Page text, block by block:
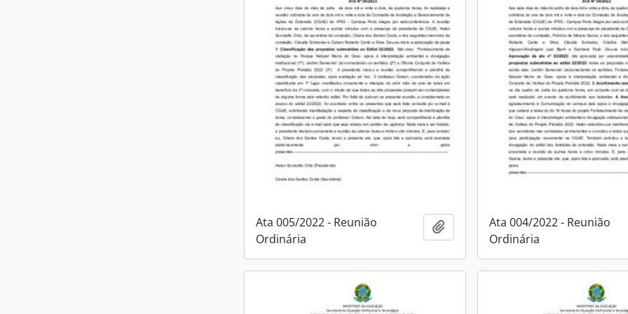
Ata 005/2022 - Reunião
Ordinária
Adicionar à área de transferência
Ata 004/2022 - Reunião
Ordinária